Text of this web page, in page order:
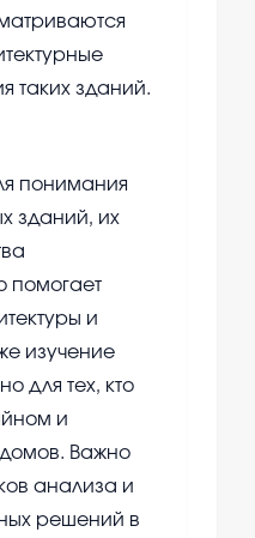
таких зданий.
понимания
зданий, их
помогает
и
изучение
для тех, кто
и
Важно
анализа и
решений в